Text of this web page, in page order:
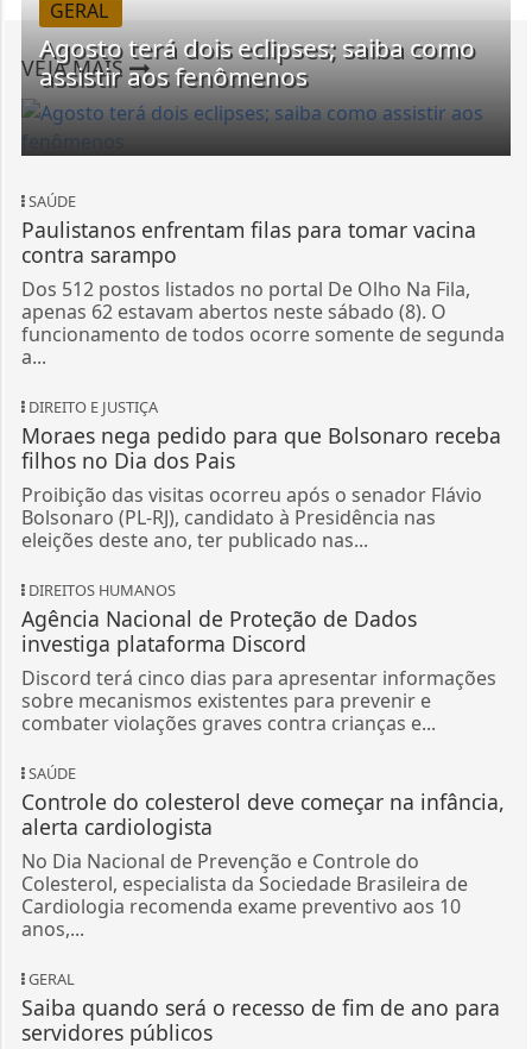
VEJA MAIS
GERAL
Agosto terá dois eclipses; saiba como
assistir aos fenômenos
SAÚDE
Paulistanos enfrentam filas para tomar vacina
contra sarampo
Dos 512 postos listados no portal De Olho Na Fila,
apenas 62 estavam abertos neste sábado (8). O
funcionamento de todos ocorre somente de segunda
a...
DIREITO E JUSTIÇA
Moraes nega pedido para que Bolsonaro receba
filhos no Dia dos Pais
Proibição das visitas ocorreu após o senador Flávio
Bolsonaro (PL-RJ), candidato à Presidência nas
eleições deste ano, ter publicado nas...
DIREITOS HUMANOS
Agência Nacional de Proteção de Dados
investiga plataforma Discord
Discord terá cinco dias para apresentar informações
sobre mecanismos existentes para prevenir e
combater violações graves contra crianças e...
SAÚDE
Controle do colesterol deve começar na infância,
alerta cardiologista
No Dia Nacional de Prevenção e Controle do
Colesterol, especialista da Sociedade Brasileira de
Cardiologia recomenda exame preventivo aos 10
anos,...
GERAL
Saiba quando será o recesso de fim de ano para
servidores públicos